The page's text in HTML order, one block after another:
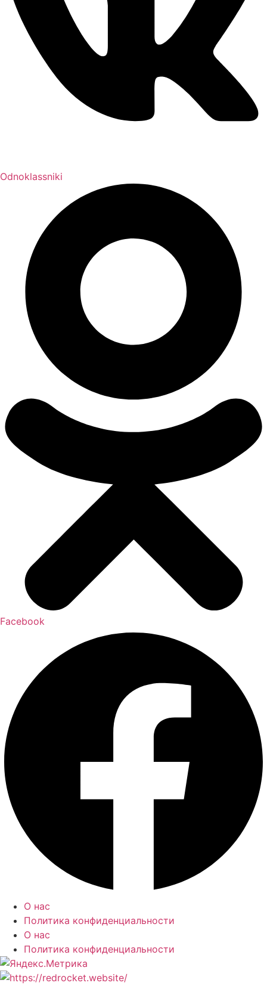
Odnoklassniki
Facebook
О нас
Политика конфиденциальности
О нас
Политика конфиденциальности